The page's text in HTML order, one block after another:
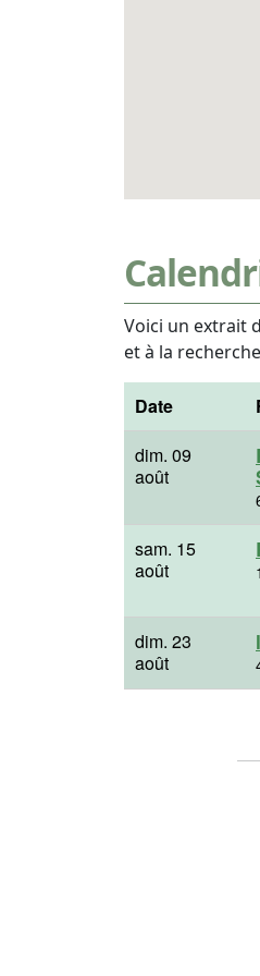
Voici un extrait
et à la
Date
dim. 09
août
sam. 15
août
dim. 23
août